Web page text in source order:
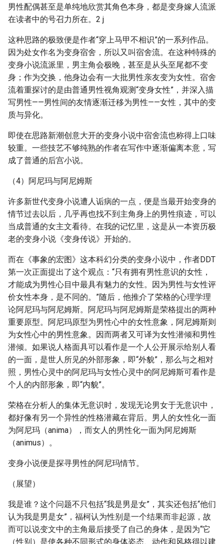
男性配偶甚至是单纯地欣赏其角色本身，都是变身嫁人流派
在读者中的号召力所在。2 j
这种思路的极致便是作者“穿上马甲不相识”的一系列作品。
因为处女作名为变身宿舍，所以又叫宿舍流。在这种特殊的
变身小说流派里，男主角会极晚，甚至是从头至尾都不变
身；作为交换，他身边会有一大批男性亲友变为女性。宿舍
流着重探讨的是由普通男性视角观测“变身女性”，并深入描
写男性——男性间的友情逐渐迁移为男性——女性，其中的变
质与异化。
即使在思路新潮创意大开的变身小说中宿舍流也称得上口味
较重。一些技艺不够纯熟的作者在写作中逐渐偏离本意，写
成了普通的后宫小说。
（4）阿尼玛与阿尼姆斯
许多新世代变身小说遭人诟病的一点，便是当最开始变身的
情节过去以后，几乎再也找不到主角身上的男性痕迹，可以
当成普通的女主文看待。在我的记忆里，这是从一本资历极
老的变身小说《变身传说》开始的。
而在《事象的宏图》这本科幻分类的变身小说中，作者DDT
第一次正面提出了这个观点：“只有拥有男性意识的女性，
才能成为男性心目中最具有魅力的女性。因为男性与女性评
价女性本身，是不同的。”随后，他推介了荣格的心理学理
论阿尼玛与阿尼姆斯。阿尼玛与阿尼姆斯是荣格提出的两种
重要原型。阿尼玛原型为男性心中的女性意象，阿尼姆斯则
为女性心中的男性意象。因而两者又可译为女性潜倾和男性
潜倾。如果说人格面具可以看作是一个人公开展示给别人看
的一面，是世人所见的外部形象，即“外貌”，那么与之相对
照，男性心灵中的阿尼玛与女性心灵中的阿尼姆斯可看作是
个人的内部形象，即“内貌”。
荣格在分析人的集体无意识时，发现无论男女于无意识中，
都好像有另一个异性的性格潜藏在背后。男人的女性化一面
为阿尼玛（anima），而女人的男性化一面为阿尼姆斯
（animus）。
变身小说便是探寻男性的阿尼玛情节。
（展望）
我是谁？这个问题不只包括“我是男是女”，其实还包括“他们
认为我是男是女”，福柯认为性别是一个结果而非起源，故
而可以说变文中的主角最后接受了自己的身体，是因为“它
（性别）是使各种不同形式的身体姿态、动作和风格得以建